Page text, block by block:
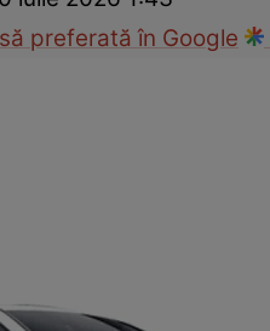
preferată în Google